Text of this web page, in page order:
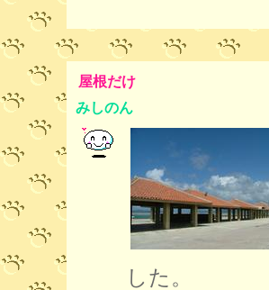
屋根だけ
みしのん
した。